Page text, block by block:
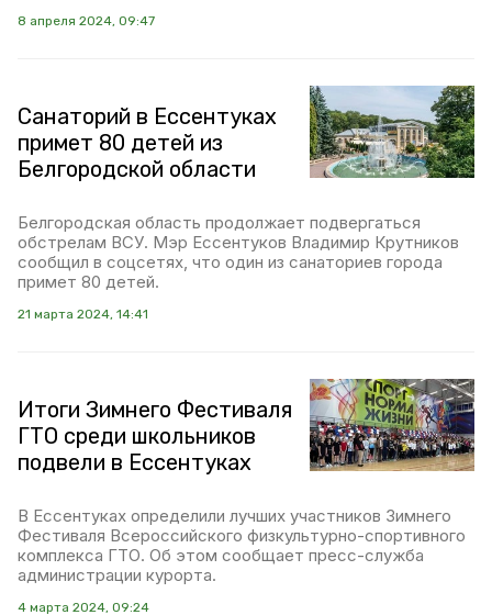
8 апреля 2024, 09:47
Санаторий в Ессентуках
примет 80 детей из
Белгородской области
Белгородская область продолжает подвергаться
обстрелам ВСУ. Мэр Ессентуков Владимир Крутников
сообщил в соцсетях, что один из санаториев города
примет 80 детей.
21 марта 2024, 14:41
Итоги Зимнего Фестиваля
ГТО среди школьников
подвели в Ессентуках
В Ессентуках определили лучших участников Зимнего
Фестиваля Всероссийского физкультурно-спортивного
комплекса ГТО. Об этом сообщает пресс-служба
администрации курорта.
4 марта 2024, 09:24